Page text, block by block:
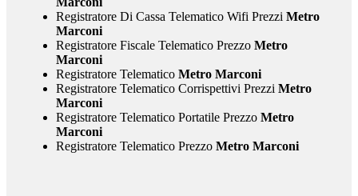
Registratore Di Cassa Telematico Wifi Prezzi Metro
Marconi
Registratore Fiscale Telematico PrezzoMetro
Marconi
Registratore TelematicoMetro Marconi
Registratore Telematico Corrispettivi Prezzi Metro
Marconi
Registratore Telematico Portatile PrezzoMetro
Marconi
Registratore Telematico PrezzoMetro Marconi